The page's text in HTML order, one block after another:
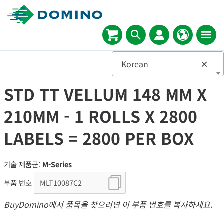
×
Korean
STD TT VELLUM 148 MM X
210MM - 1 ROLLS X 2800
LABELS = 2800 PER BOX
기술 제품군: M-Series
부품 번호
BuyDomino에서 품목을 찾으려면 이 부품 번호를 복사하세요.